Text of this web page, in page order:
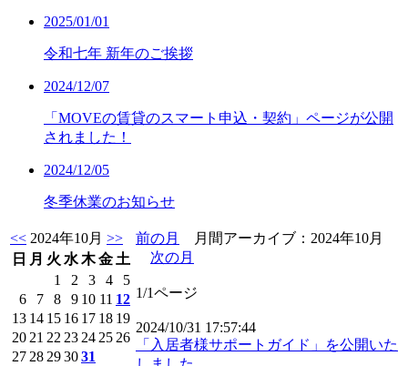
2025/01/01
令和七年 新年のご挨拶
2024/12/07
「MOVEの賃貸のスマート申込・契約」ページが公開
されました！
2024/12/05
冬季休業のお知らせ
<< 2024年10月 >>
日 月 火 水木金土
1
2 3 4
5
6
7 8 9 10 11 12
13 14 15 16 17 18 19
2021 2223242526
2728293031
前の月
月間アーカイブ：2024年10月
次の月
1/1ページ
2024/10/31 17:57:44
「入居者様サポートガイド」を公開いた